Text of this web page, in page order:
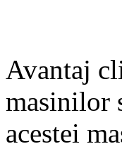
Avantaj
masinilor
acestei